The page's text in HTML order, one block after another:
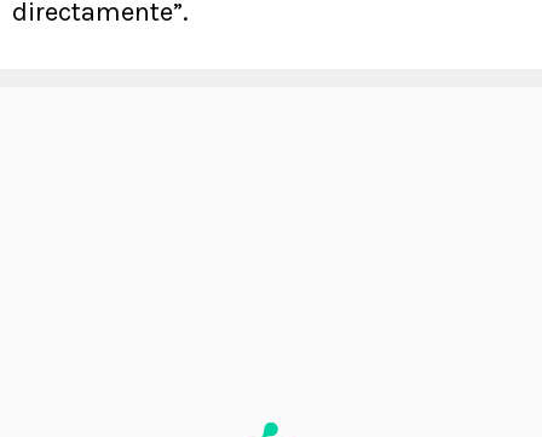
directamente”.